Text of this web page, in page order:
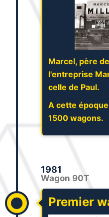
Marcel, père
l'entreprise
celle de Paul.
A cette
1500 wagons.
1981
Wagon 90T
Premier